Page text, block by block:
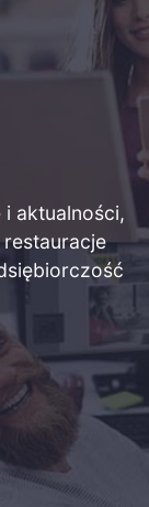
aktualności,